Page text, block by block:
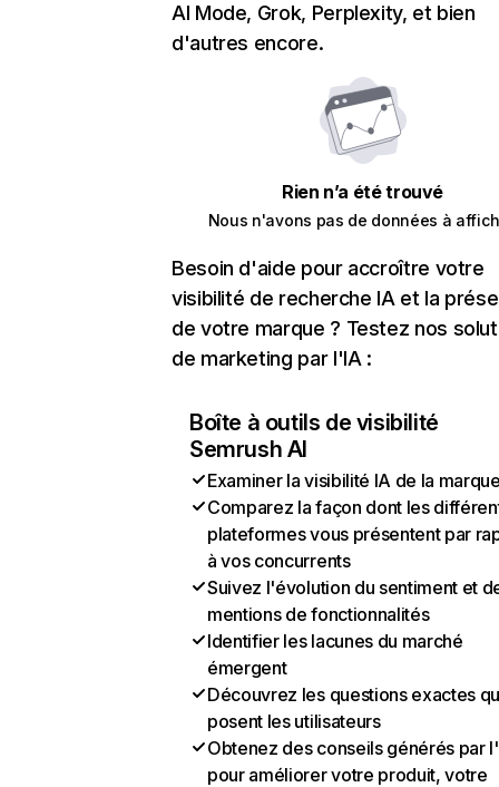
AI Mode, Grok, Perplexity, et bien
d'autres encore.
Rien n’a été trouvé
Nous n'avons pas de données à
Besoin d'aide pour accroître votre
visibilité de recherche IA et la
de votre marque ? Testez nos
de marketing par l'IA :
Boîte à outils de visibilité
Semrush AI
Examiner la visibilité IA de la
Comparez la façon dont les
plateformes vous présentent par
à vos concurrents
Suivez l'évolution du sentiment et
mentions de fonctionnalités
Identifier les lacunes du marché
émergent
Découvrez les questions exactes
posent les utilisateurs
Obtenez des conseils générés par
pour améliorer votre produit, votre